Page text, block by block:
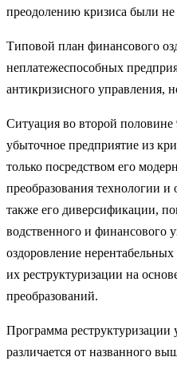
преодолению кризиса были
Типовой план финансового
неплатежеспособных
антикризисного управления,
Ситуация во второй половине
убыточное предприятие из
только посредством его
преобразования технологии и
также его диверсификации,
водственного и финансового
оздоровление
их реструктуризации на
преобразований.
Программа
различается от названного